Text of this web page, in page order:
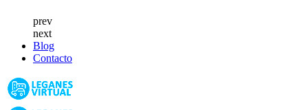
prev
next
Blog
Contacto